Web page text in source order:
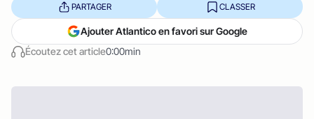
Écoutez cet article0:00min
PARTAGER CLASSER
Ajouter Atlantico en favori sur Google